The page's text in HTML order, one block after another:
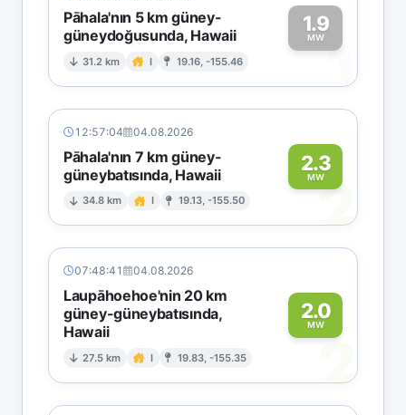
Pāhala'nın 5 km güney-
güneydoğusunda, Hawaii
31.2 km I 19.16, -155.46
1.9
MW1
12:57:04 04.08.2026
Pāhala'nın 7 km güney-
güneybatısında, Hawaii
34.8 km I 19.13, -155.50
2.3
MW2
07:48:41 04.08.2026
Laupāhoehoe'nin 20 km
güney-güneybatısında,
Hawaii
27.5 km I 19.83, -155.35
2.0
MW
2